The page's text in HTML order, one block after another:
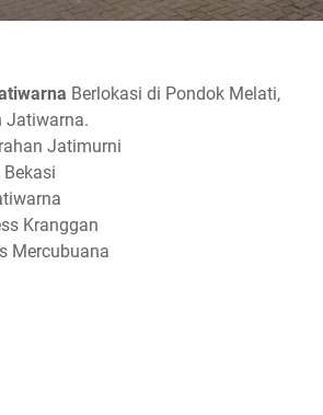
Berlokasi di Pondok Melati,
Jatiwarna.
Jatimurni
Kranggan
Mercubuana